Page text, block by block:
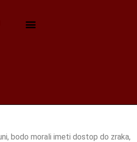
bodo morali imeti dostop do zraka,